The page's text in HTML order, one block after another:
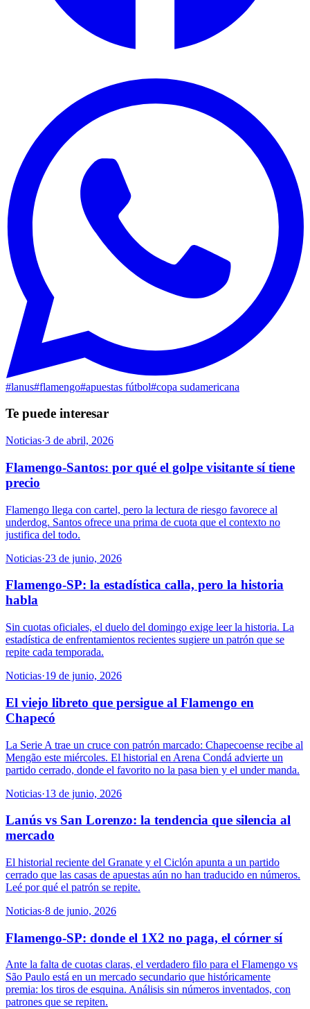
#lanus#flamengo#apuestas fútbol#copa sudamericana
Te puede interesar
Noticias·3 de abril, 2026
Flamengo-Santos: por qué el golpe visitante sí tiene
precio
Flamengo llega con cartel, pero la lectura de riesgo favorece al
underdog. Santos ofrece una prima de cuota que el contexto no
justifica del todo.
Noticias·23 de junio, 2026
Flamengo-SP: la estadística calla, pero la historia
habla
Sin cuotas oficiales, el duelo del domingo exige leer la historia. La
estadística de enfrentamientos recientes sugiere un patrón que se
repite cada temporada.
Noticias·19 de junio, 2026
El viejo libreto que persigue al Flamengo en
Chapecó
La Serie A trae un cruce con patrón marcado: Chapecoense recibe al
Mengão este miércoles. El historial en Arena Condá advierte un
partido cerrado, donde el favorito no la pasa bien y el under manda.
Noticias·13 de junio, 2026
Lanús vs San Lorenzo: la tendencia que silencia al
mercado
El historial reciente del Granate y el Ciclón apunta a un partido
cerrado que las casas de apuestas aún no han traducido en números.
Leé por qué el patrón se repite.
Noticias·8 de junio, 2026
Flamengo-SP: donde el 1X2 no paga, el córner sí
Ante la falta de cuotas claras, el verdadero filo para el Flamengo vs
São Paulo está en un mercado secundario que históricamente
premia: los tiros de esquina. Análisis sin números inventados, con
patrones que se repiten.